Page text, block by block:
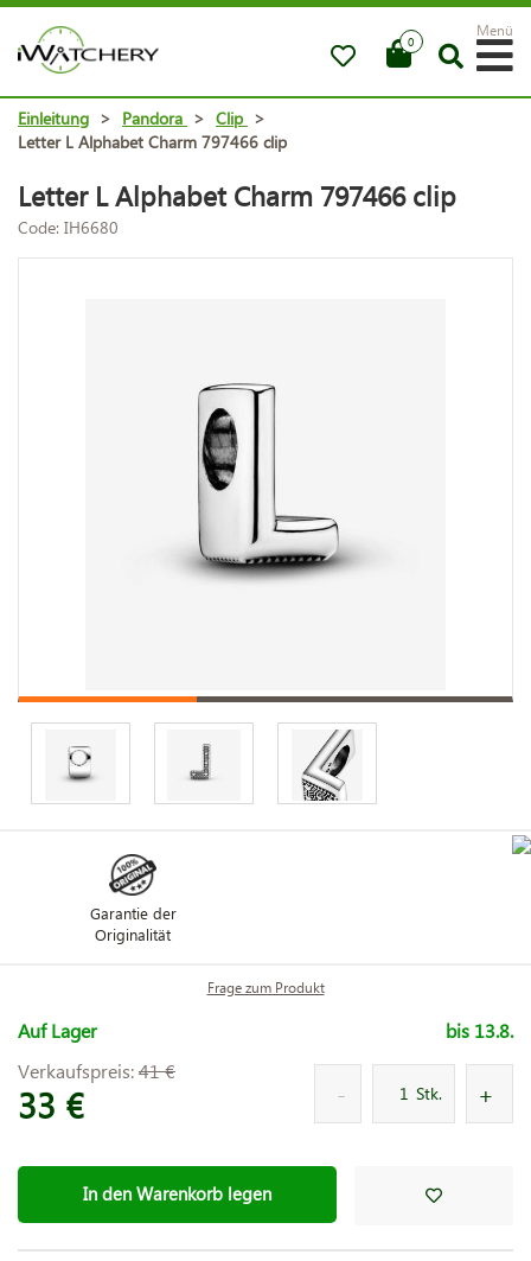
0
Menü
Einleitung > Pandora > Clip >
Letter L Alphabet Charm 797466 clip
Letter L Alphabet Charm 797466 clip
Code: IH6680
Garantie der
Originalität
Frage zum Produkt
Auf Lager
bis 13.8.
Verkaufspreis:41 €
33 € Stk.
In den Warenkorb legen